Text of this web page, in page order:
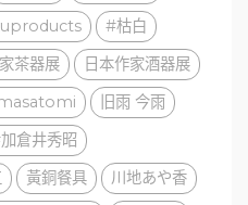
#枯白
茶器展
日本作家酒器展
旧雨 今雨
倉井秀昭
黃銅餐具
川地あや香